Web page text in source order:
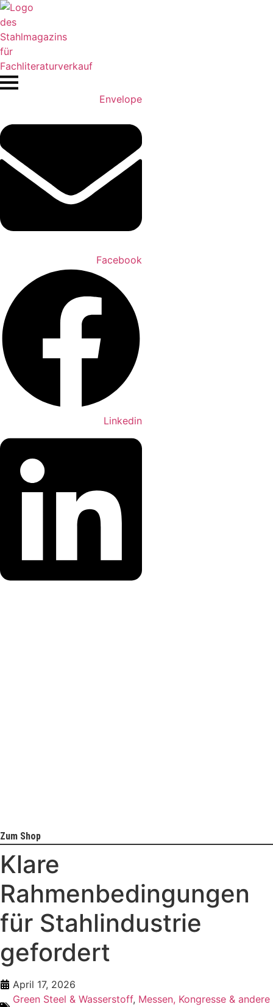
Zum
Inhalt
springen
Envelope
Facebook
Linkedin
Zum Shop
Klare
Rahmenbedingungen
für Stahlindustrie
gefordert
April 17, 2026
Green Steel & Wasserstoff, Messen, Kongresse & andere